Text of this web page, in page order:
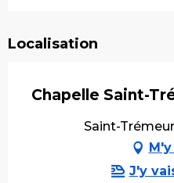
Localisation
Chapelle Saint-
Saint-
J'y